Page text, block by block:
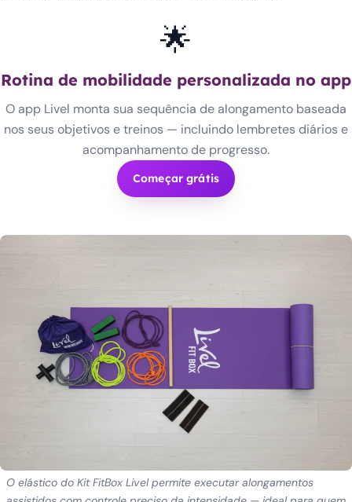
🌟
Rotina de mobilidade personalizada no app
O app Livel monta sua sequência de alongamento baseada
nos seus objetivos e treinos — incluindo lembretes diários e
acompanhamento de progresso.
Começar grátis
O elástico do Kit FitBox Livel permite executar alongamentos